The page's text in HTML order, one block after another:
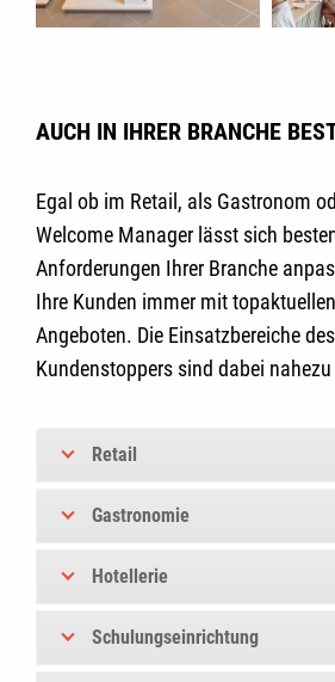
AUCH IN IHRER BRANCHE
Egal ob im Retail, als Gastronom
Welcome Manager lässt sich
Anforderungen Ihrer Branche
Ihre Kunden immer mit
Angeboten. Die Einsatzbereiche
Kundenstoppers sind dabei
Retail
Gastronomie
Hotellerie
Schulungseinrichtung